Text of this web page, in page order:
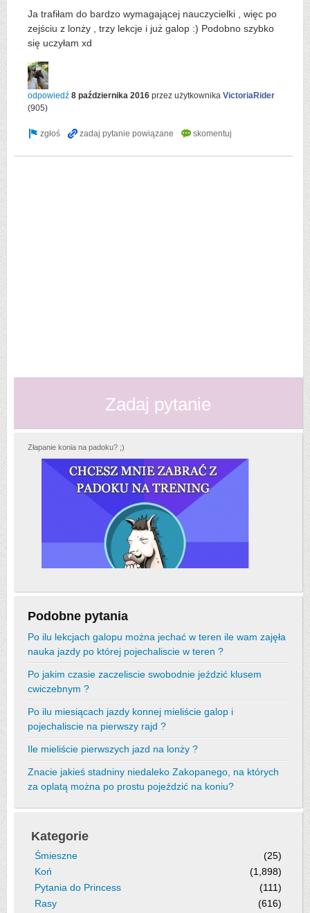
Ja trafiłam do bardzo wymagającej nauczycielki , więc po
zejściu z lonży , trzy lekcje i już galop :) Podobno szybko
się uczyłam xd
odpowiedź 8 października 2016 przez użytkownika VictoriaRider
(905)
Zadaj pytanie
Złapanie konia na padoku? ;)
Podobne pytania
Po ilu lekcjach galopu można jechać w teren ile wam zajęła
nauka jazdy po której pojechaliscie w teren ?
Po jakim czasie zaczeliscie swobodnie jeździć klusem
cwiczebnym ?
Po ilu miesiącach jazdy konnej mieliście galop i
pojechaliscie na pierwszy rajd ?
Ile mieliście pierwszych jazd na lonży ?
Znacie jakieś stadniny niedaleko Zakopanego, na których
za oplatą można po prostu pojeździć na koniu?
Kategorie
Śmieszne
(25)
Koń
(1,898)
Pytania do Princess
(111)
Rasy
(616)